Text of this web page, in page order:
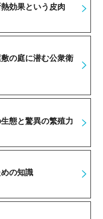
効果という皮肉
の庭に潜む公衆衛
態と驚異の繁殖力
の知識